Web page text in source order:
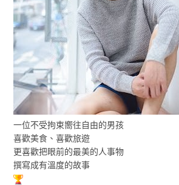
一位不受拘束嚮往自由的男孩
喜歡美食、喜歡旅遊
更喜歡把眼前的最美的人事物
撰寫成有溫度的故事